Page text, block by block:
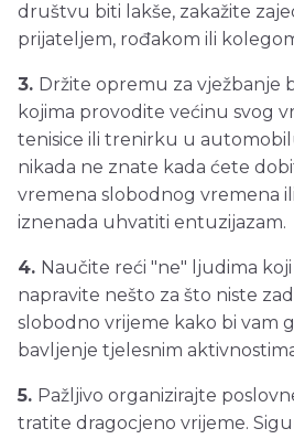
društvu biti lakše, zakažite
prijateljem, rođakom ili
3. Držite opremu za vježbanje
kojima provodite većinu svog
tenisice ili trenirku u
nikada ne znate kada ćete
vremena slobodnog vremena
iznenada uhvatiti entuzijazam.
4. Naučite reći "ne" ljudima
napravite nešto za što niste
slobodno vrijeme kako bi vam
bavljenje tjelesnim
5. Pažljivo organizirajte
tratite dragocjeno vrijeme.